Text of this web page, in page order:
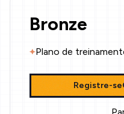
Bronze
Plano de
Registre-se